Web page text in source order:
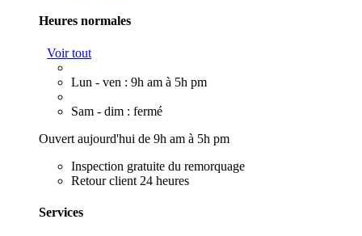
Heures normales
Voir tout
Lun - ven : 9h am à 5h pm
Sam - dim : fermé
Ouvert aujourd'hui de 9h am à 5h pm
Inspection gratuite du remorquage
Retour client 24 heures
Services